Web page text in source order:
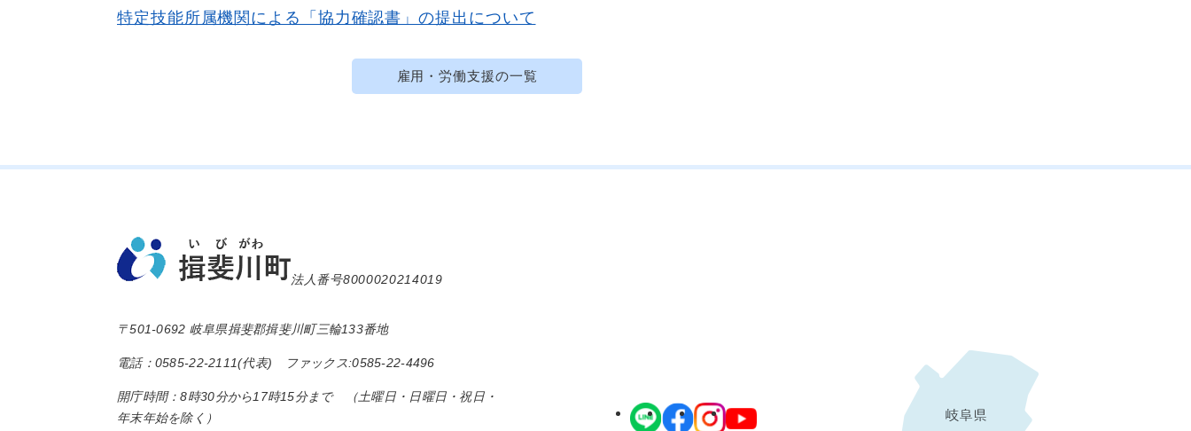
特定技能所属機関による「協力確認書」の提出について
雇用・労働支援の一覧
法人番号8000020214019
〒501-0692 岐阜県揖斐郡揖斐川町三輪133番地
電話：0585-22-2111(代表) ファックス:0585-22-4496
開庁時間：8時30分から17時15分まで （土曜日・日曜日・祝日・
年末年始を除く）